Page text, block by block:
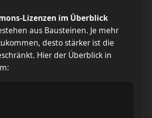
Lizenzen im Überblick
aus Bausteinen. Je mehr
desto stärker ist die
Hier der Überblick in